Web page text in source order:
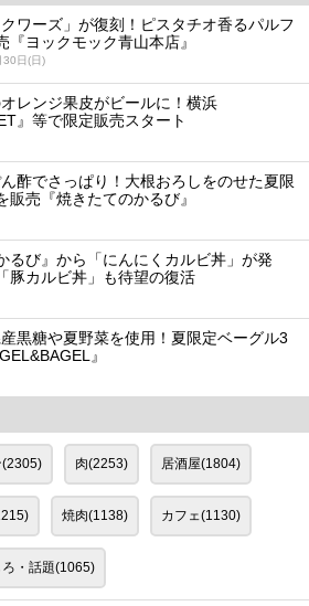
ワーズ」が復刻！ピスタチオ香るパルフ
『ヨックモック青山本店』
30日(日)
レンジ果皮がビールに！横浜
』等で限定販売スタート
酢でさっぱり！大根おろしをのせた夏限
販売『焼きたてのかるび』
るび』から「にんにくカルビ丼」が発
豚カルビ丼」も待望の復活
黒糖や夏野菜を使用！夏限定ベーグル3
』
(2305) 肉(2253) 居酒屋(1804)
焼肉(1138) カフェ(1130)
ろ・話題(1065)